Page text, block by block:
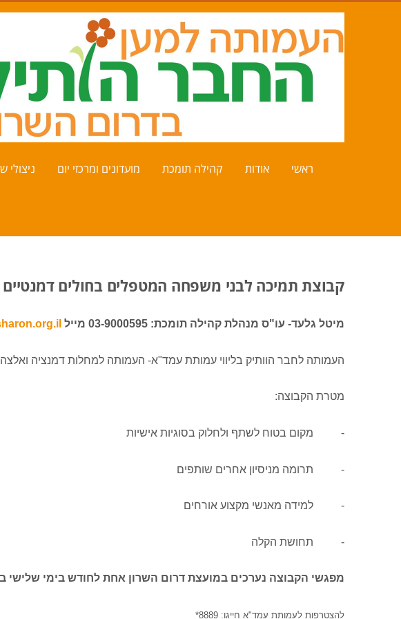
ראשי אודות קהילה תומכת מועדונים ומרכזי יום ניצולי
קבוצת תמיכה לבני משפחה המטפלים בחולים דמנטיים
מיטל גלעד- עו"ס מנהלת קהילה תומכת: 03-9000595 מייל
העמותה לחבר הוותיק בליווי עמותת עמד"א- העמותה למחלות דמנציה
מטרת הקבוצה:
- מקום בטוח לשתף ולחלוק בסוגיות אישיות
- תרומה מניסיון אחרים שותפים
- למידה מאנשי מקצוע אורחים
- תחושת הקלה
מפגשי הקבוצה נערכים במועצת דרום השרון אחת לחודש בימי שלישי בין השעות
להצטרפות לעמותת עמד"א חייגו: 8889*